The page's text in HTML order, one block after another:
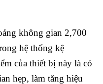
không gian 2,700
hệ thống kệ
của thiết bị này là có
hẹp, làm tăng hiệu